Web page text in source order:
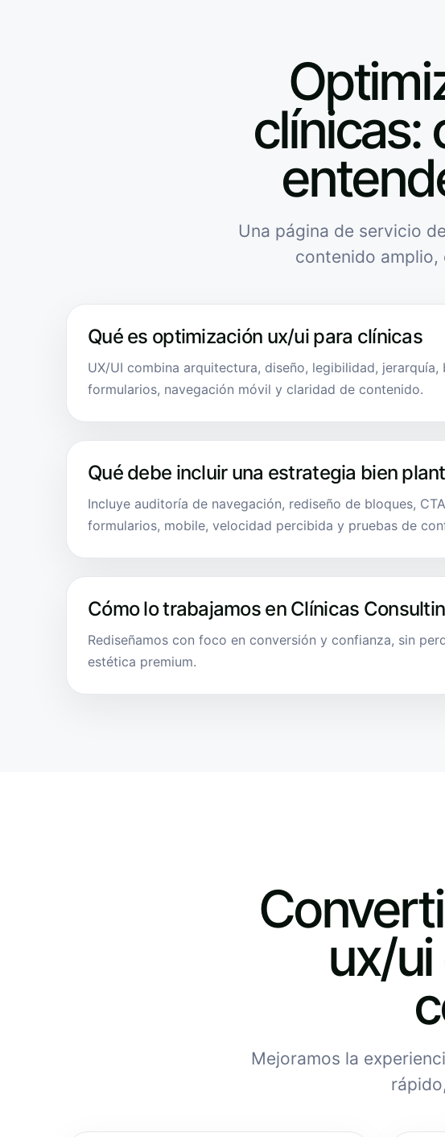
clínicas:
Una página de servicio
contenido amplio,
Qué es optimización ux/ui para clínicas
UX/UI combina arquitectura, diseño, legibilidad, jerarquía,
formularios, navegación móvil y claridad de contenido.
Qué debe incluir una estrategia bien
Incluye auditoría de navegación, rediseño de bloques,
formularios, mobile, velocidad percibida y pruebas de
Cómo lo trabajamos en Clínicas
Rediseñamos con foco en conversión y confianza, sin
estética premium.
ux/ui
Mejoramos la